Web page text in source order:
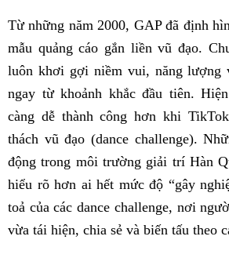
Từ những năm 2000, GAP đã định
mẫu quảng cáo gắn liền vũ đạo.
luôn khơi gợi niềm vui, năng lượng
ngay từ khoảnh khắc đầu tiên.
càng dễ thành công hơn khi
thách vũ đạo (dance challenge).
động trong môi trường giải trí Hàn
hiểu rõ hơn ai hết mức độ “gây
toả của các dance challenge, nơi
vừa tái hiện, chia sẻ và biến tấu theo